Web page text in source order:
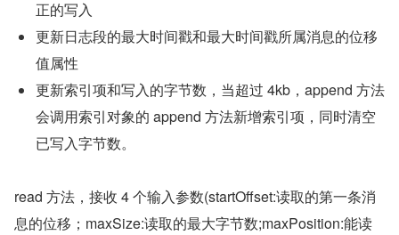
正的写入
更新日志段的最大时间戳和最大时间戳所属消息的位移
值属性
更新索引项和写入的字节数，当超过 4kb，append 方法
会调用索引对象的 append 方法新增索引项，同时清空
已写入字节数。
read 方法，接收 4 个输入参数(startOffset:读取的第一条消
息的位移；maxSize:读取的最大字节数;maxPosition:能读